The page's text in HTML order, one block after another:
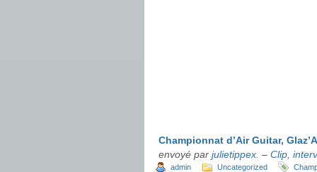
Championnat d’Air Guitar,
envoyé par julietippex . – Clip,
admin Uncategorized